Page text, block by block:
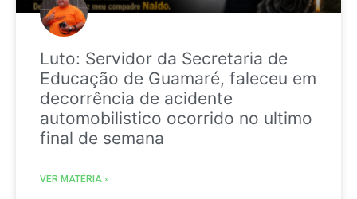
Luto: Servidor da Secretaria de
Educação de Guamaré, faleceu em
decorrência de acidente
automobilistico ocorrido no ultimo
final de semana
VER MATÉRIA »